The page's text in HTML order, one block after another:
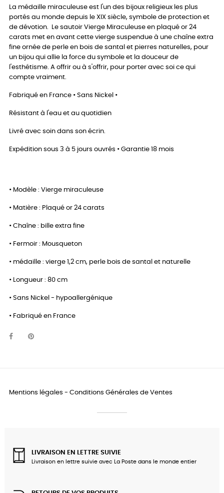
La médaille miraculeuse est l'un des bijoux religieux les plus
portés au monde depuis le XIX siècle, symbole de protection et
de dévotion. Le sautoir Vierge Miraculeuse en plaqué or 24
carats met en avant cette vierge suspendue à une chaîne extra
fine ornée de perle en bois de santal et pierres naturelles, pour
un bijou qui allie la force du symbole et la douceur de
l'esthétisme. A offrir ou à s'offrir, pour porter avec soi ce qui
compte vraiment.
Fabriqué en France • Sans Nickel •
Résistant à l'eau et au quotidien
Livré avec soin dans son écrin.
Expédition sous 3 à 5 jours ouvrés • Garantie 18 mois
• Modèle : Vierge miraculeuse
• Matière : Plaqué or 24 carats
• Chaîne : bille extra fine
• Fermoir : Mousqueton
• médaille : vierge 1,2 cm, perle bois de santal et naturelle
• Longueur : 80 cm
• Sans Nickel - hypoallergénique
• Fabriqué en France
Mentions légales - Conditions Générales de Ventes
LIVRAISON EN LETTRE SUIVIE
Livraison en lettre suivie avec La Poste dans le monde entier